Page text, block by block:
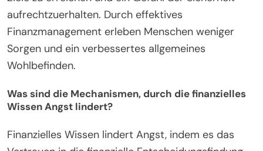
aufrechtzuerhalten. Durch effektives
Finanzmanagement erleben Menschen weniger
Sorgen und ein verbessertes allgemeines
Wohlbefinden.
Was sind die Mechanismen, durch die finanzielles
Wissen Angst lindert?
Finanzielles Wissen lindert Angst, indem es das